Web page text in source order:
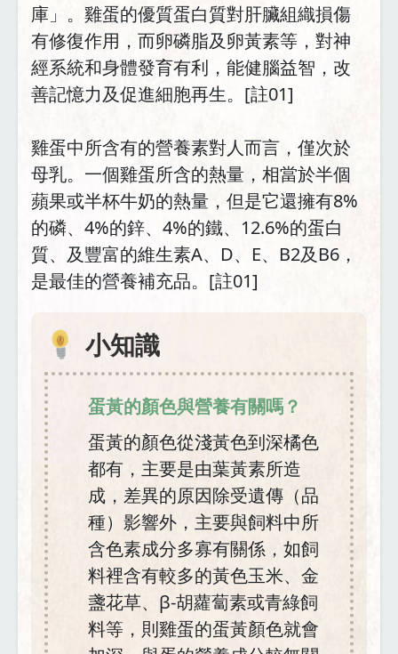
庫」。雞蛋的優質蛋白質對肝臟組織損傷
有修復作用，而卵磷脂及卵黃素等，對神
經系統和身體發育有利，能健腦益智，改
善記憶力及促進細胞再生。[註01]
雞蛋中所含有的營養素對人而言，僅次於
母乳。一個雞蛋所含的熱量，相當於半個
蘋果或半杯牛奶的熱量，但是它還擁有8%
的磷、4%的鋅、4%的鐵、12.6%的蛋白
質、及豐富的維生素A、D、E、B2及B6，
是最佳的營養補充品。[註01]
小知識
蛋黃的顏色與營養有關嗎？
蛋黃的顏色從淺黃色到深橘色
都有，主要是由葉黃素所造
成，差異的原因除受遺傳（品
種）影響外，主要與飼料中所
含色素成分多寡有關係，如飼
料裡含有較多的黃色玉米、金
盞花草、β-胡蘿蔔素或青綠飼
料等，則雞蛋的蛋黃顏色就會